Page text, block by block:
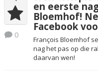
0
en eerste
Bloemhof!
Facebook
François Bloemhof
nag het pas op die
daarvan wen!